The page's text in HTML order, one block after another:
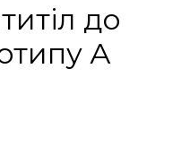
до
А